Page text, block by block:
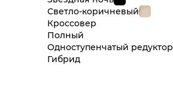
Светло-коричневый
Кроссовер
Полный
Одноступенчатый редуктор
Гибрид